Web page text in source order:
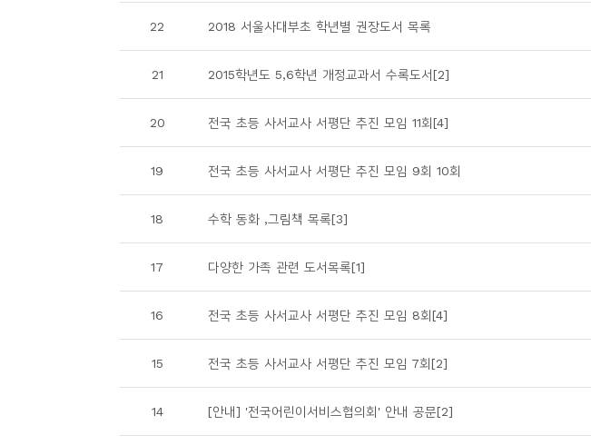
22 2018 서울사대부초 학년별 권장도서 목록
21 2015학년도 5,6학년 개정교과서 수록도서[2]
20 전국 초등 사서교사 서평단 추진 모임 11회[4]
19 전국 초등 사서교사 서평단 추진 모임 9회 10회
18 수학 동화 ,그림책 목록[3]
17 다양한 가족 관련 도서목록[1]
16 전국 초등 사서교사 서평단 추진 모임 8회[4]
15 전국 초등 사서교사 서평단 추진 모임 7회[2]
14 [안내] '전국어린이서비스협의회' 안내 공문[2]